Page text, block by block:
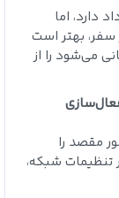
دارد، اما
بهتر است
می‌شود را از
مقصد را
تنظیمات شبکه،